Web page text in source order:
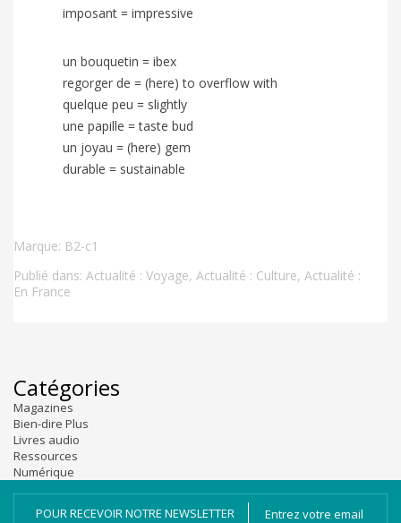
imposant = impressive
un bouquetin = ibex
regorger de = (here) to overflow with
quelque peu = slightly
une papille = taste bud
un joyau = (here) gem
durable = sustainable
Marque: B2-c1
Publié dans: Actualité : Voyage, Actualité : Culture, Actualité :
En France
Catégories
Magazines
Bien-dire Plus
Livres audio
Ressources
Numérique
POUR RECEVOIR NOTRE NEWSLETTER